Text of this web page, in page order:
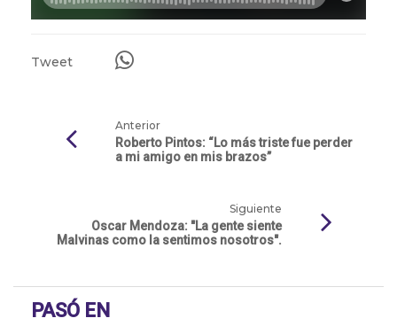
Tweet
Anterior
Roberto Pintos: “Lo más triste fue perder
a mi amigo en mis brazos”
Siguiente
Oscar Mendoza: "La gente siente
Malvinas como la sentimos nosotros".
PASÓ EN